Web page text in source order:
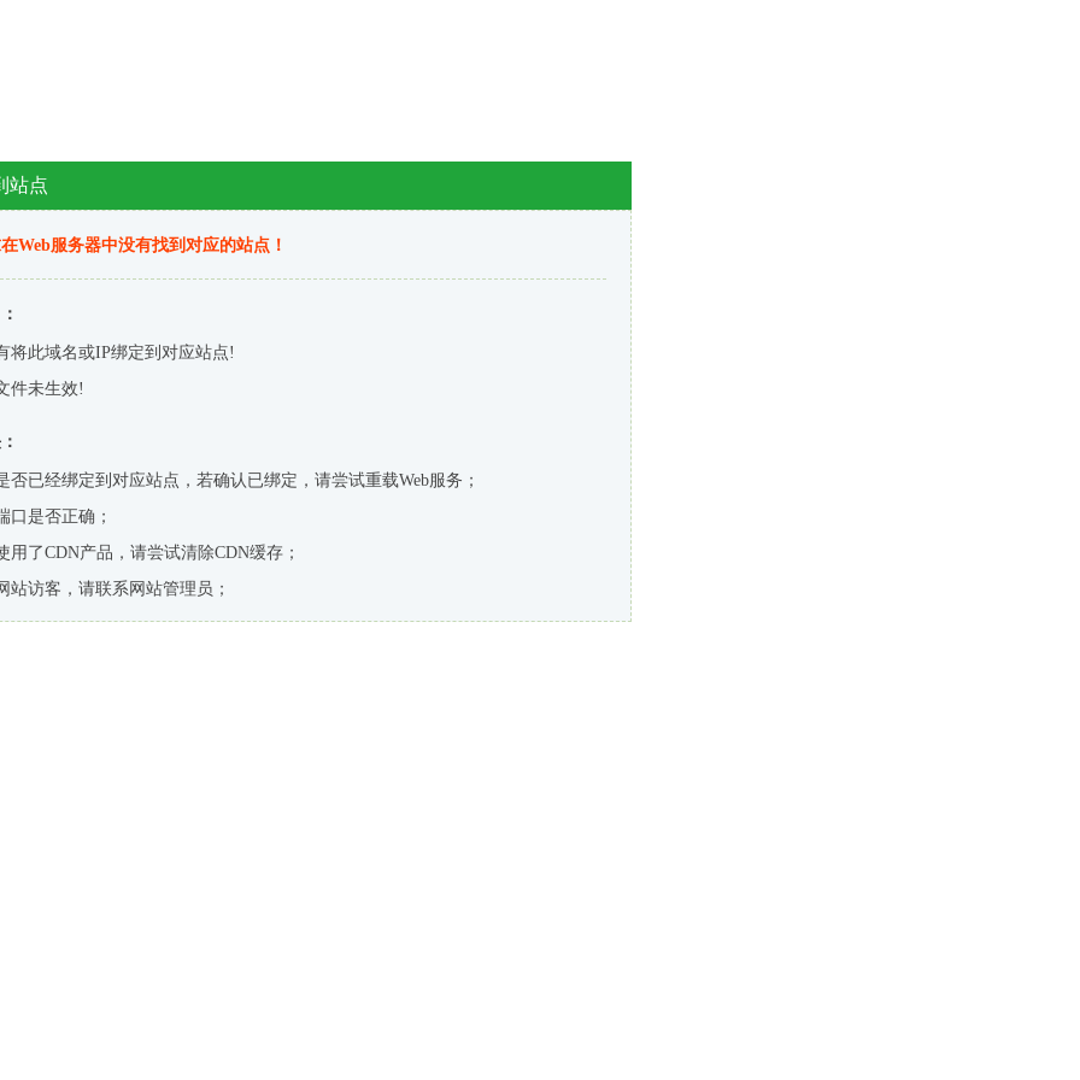
站点
Web服务器中没有找到对应的站点！
将此域名或IP绑定到对应站点!
件未生效!
否已经绑定到对应站点，若确认已绑定，请尝试重载Web服务；
口是否正确；
用了CDN产品，请尝试清除CDN缓存；
站访客，请联系网站管理员；